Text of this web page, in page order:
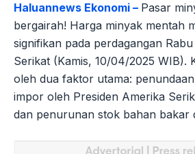
Haluannews Ekonomi – Pasar
bergairah! Harga minyak mentah
signifikan pada perdagangan
Serikat (Kamis, 10/04/2025 WIB).
oleh dua faktor utama:
impor oleh Presiden Amerika
dan penurunan stok bahan bakar